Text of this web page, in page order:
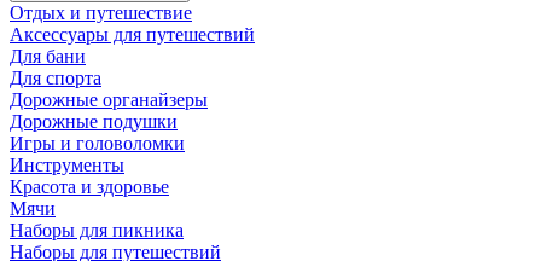
Отдых и путешествие
Аксессуары для путешествий
Для бани
Для спорта
Дорожные органайзеры
Дорожные подушки
Игры и головоломки
Инструменты
Красота и здоровье
Мячи
Наборы для пикника
Наборы для путешествий